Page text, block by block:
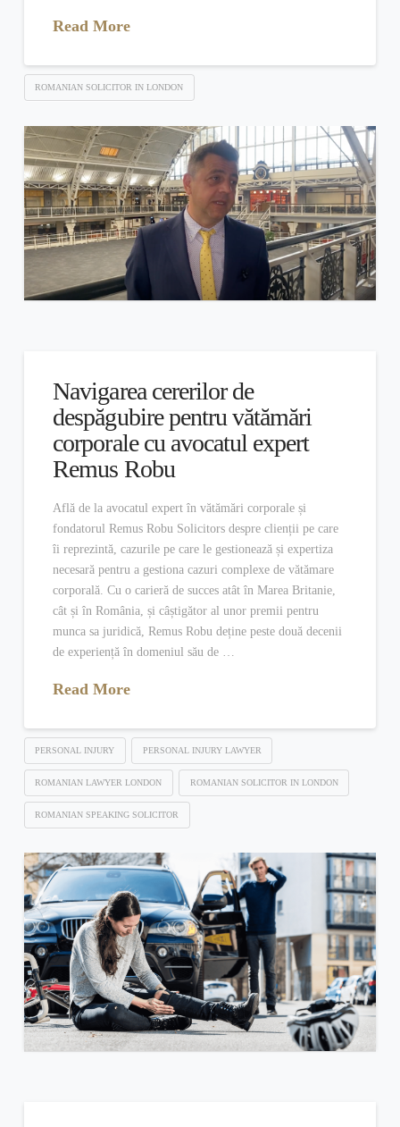
Read More
ROMANIAN SOLICITOR IN LONDON
Navigarea cererilor de
despăgubire pentru vătămări
corporale cu avocatul expert
Remus Robu
Află de la avocatul expert în vătămări corporale și
fondatorul Remus Robu Solicitors despre clienții pe care
îi reprezintă, cazurile pe care le gestionează și expertiza
necesară pentru a gestiona cazuri complexe de vătămare
corporală. Cu o carieră de succes atât în Marea Britanie,
cât și în România, și câștigător al unor premii pentru
munca sa juridică, Remus Robu deține peste două decenii
de experiență în domeniul său de …
Read More
PERSONAL INJURY PERSONAL INJURY LAWYER
ROMANIAN LAWYER LONDON ROMANIAN SOLICITOR IN LONDON
ROMANIAN SPEAKING SOLICITOR